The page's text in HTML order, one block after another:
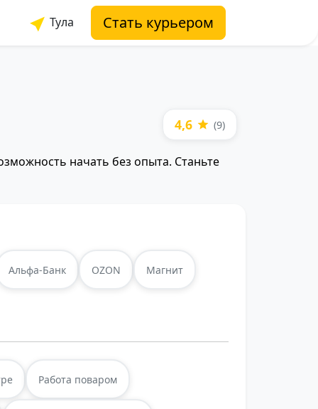
Тула Стать курьером
4,6 (9)
начать без опыта. Станьте
Альфа-Банк OZON Магнит
Работа поваром